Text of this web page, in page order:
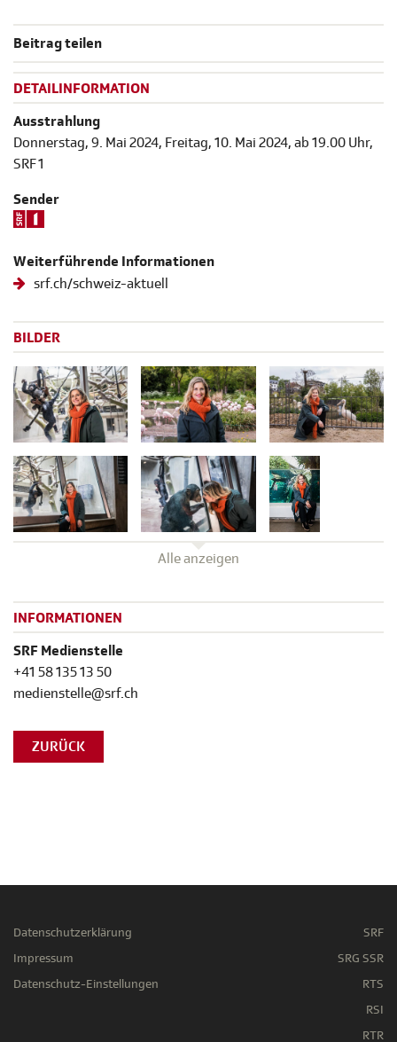
Beitrag teilen
DETAILINFORMATION
Ausstrahlung
Donnerstag, 9. Mai 2024, Freitag, 10. Mai 2024, ab 19.00 Uhr,
SRF 1
Sender
Weiterführende Informationen
srf.ch/schweiz-aktuell
BILDER
Alle anzeigen
INFORMATIONEN
SRF Medienstelle
+41 58 135 13 50
medienstelle@srf.ch
ZURÜCK
Datenschutzerklärung
Impressum
Datenschutz-Einstellungen
SRF
SRG SSR
RTS
RSI
RTR